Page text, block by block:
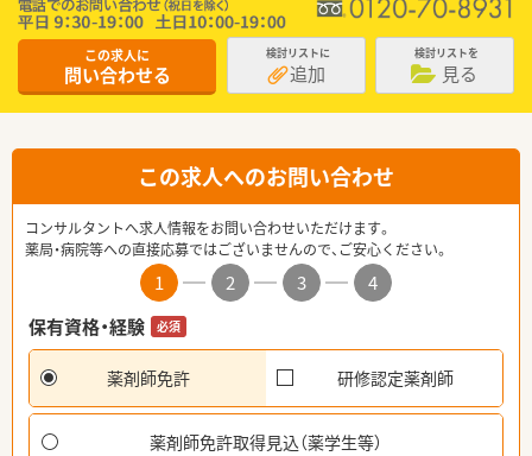
この求人に
問い合わせる
検討リストに
追加
検討リストを
見る
この求人へのお問い合わせ
コンサルタントへ求人情報をお問い合わせいただけます。
薬局・病院等への直接応募ではございませんので、ご安心ください。
1 2 3
4
保有資格・経験
必須
薬剤師免許 研修認定薬剤師
薬剤師免許取得見込（薬学生等）